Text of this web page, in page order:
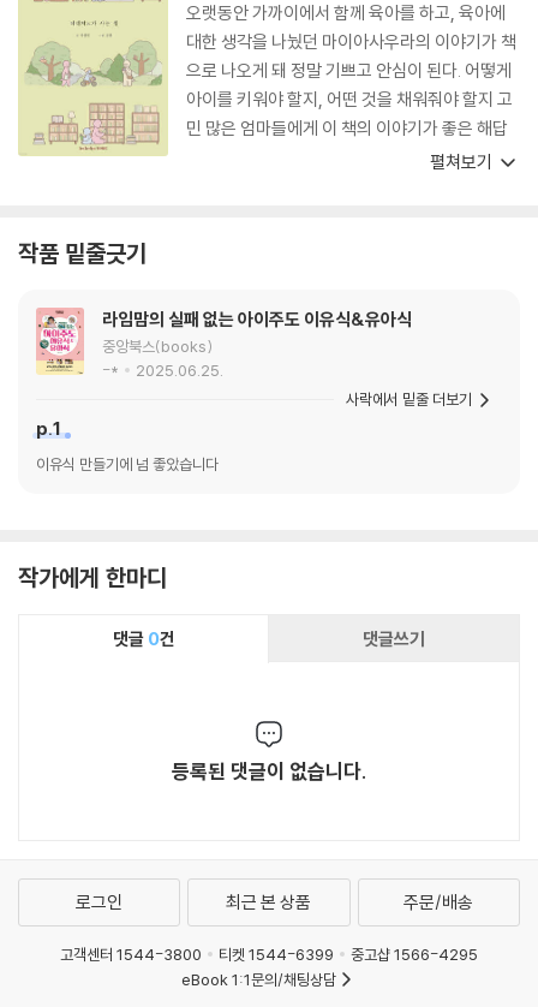
오랫동안 가까이에서 함께 육아를 하고, 육아에
대한 생각을 나눴던 마이아사우라의 이야기가 책
으로 나오게 돼 정말 기쁘고 안심이 된다. 어떻게
아이를 키워야 할지, 어떤 것을 채워줘야 할지 고
민 많은 엄마들에게 이 책의 이야기가 좋은 해답
이 될 것 같다. 마이아사우라와 테리지노를 옆에
펼쳐보기
작품 밑줄긋기
라임맘의 실패 없는 아이주도 이유식&유아식
중앙북스(books)
-*
2025.06.25.
p.1
이유식 만들기에 넘 좋았습니다
사락에서 밑줄 더보기
작가에게 한마디
댓글 0건 댓글쓰기
등록된 댓글이 없습니다.
로그인 최근 본 상품 주문/배송
고객센터 1544-3800 티켓 1544-6399
중고샵 1566-4295
eBook 1:1문의/채팅상담